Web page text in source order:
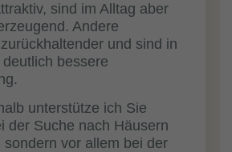
sind im Alltag aber
Andere
und sind in
bessere
unterstütze ich Sie
der Suche nach Häusern
sondern vor allem bei der